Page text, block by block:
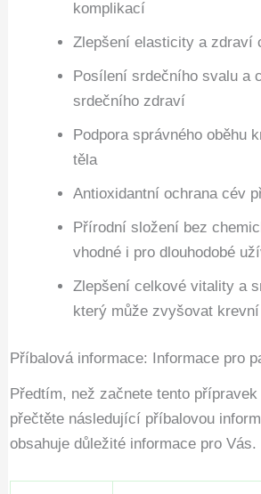
komplikací
Zlepšení elasticity a zdraví
Posílení srdečního svalu a
srdečního zdraví
Podpora správného oběhu
těla
Antioxidantní ochrana cév
Přírodní složení bez
vhodné i pro dlouhodobé
Zlepšení celkové vitality a
který může zvyšovat
Příbalová informace: Informace pro
Předtím, než začnete tento
přečtěte následující příbalovou
obsahuje důležité informace pro Vás.